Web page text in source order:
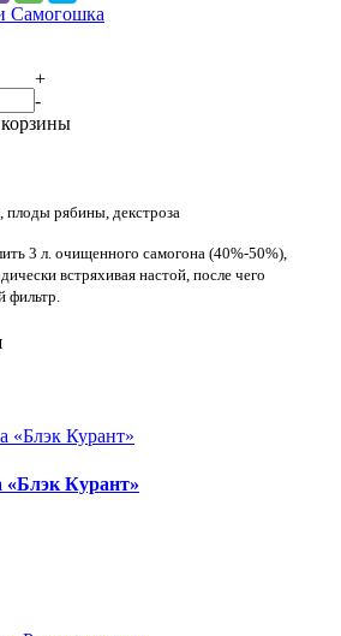
Самогошка
+
-
плоды рябины, декстроза
3 л. очищенного самогона (40%-50%),
встряхивая настой, после чего
фильтр.
Курант»